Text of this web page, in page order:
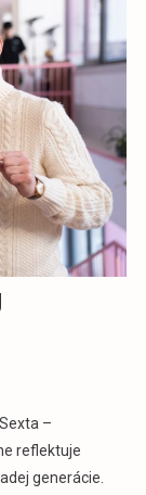
–
reflektuje
generácie.